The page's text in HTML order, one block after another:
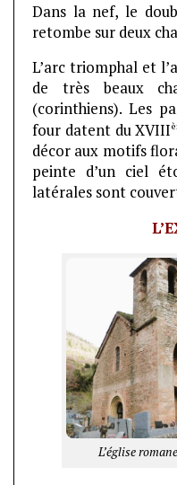
Dans la nef, le
retombe sur deux
L’arc triomphal et
de très beaux
(corinthiens). Les
four datent du XVIII
décor aux motifs
peinte d’un ciel
latérales sont
L’église